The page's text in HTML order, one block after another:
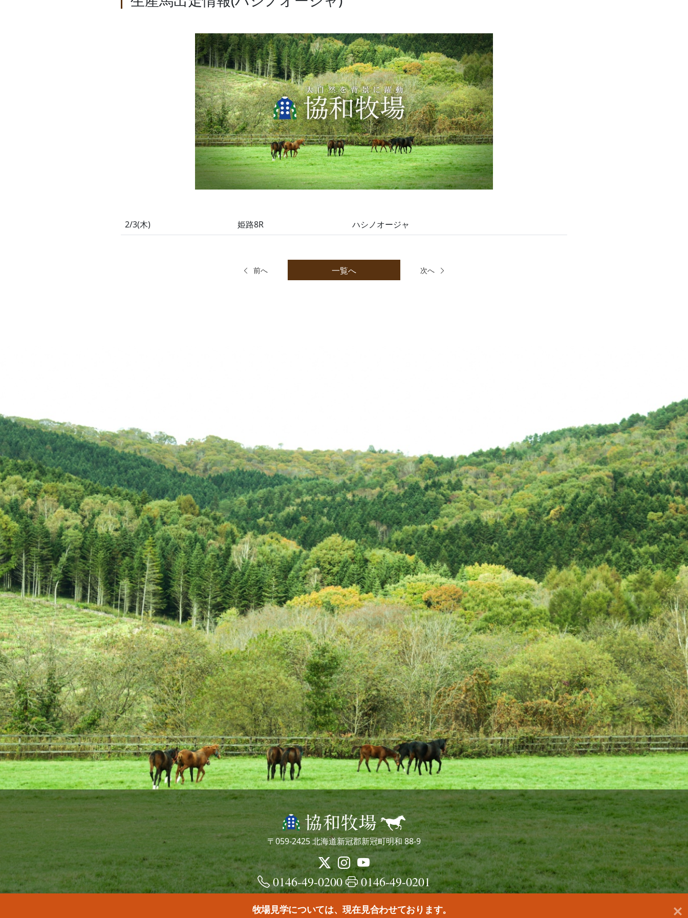
2/3(木) 姫路8R ハシノオージャ
前へ 一覧へ 次へ
〒059-2425 北海道新冠郡新冠町明和 88-9
0146-49-0200 0146-49-0201
牧場見学については、現在見合わせております。